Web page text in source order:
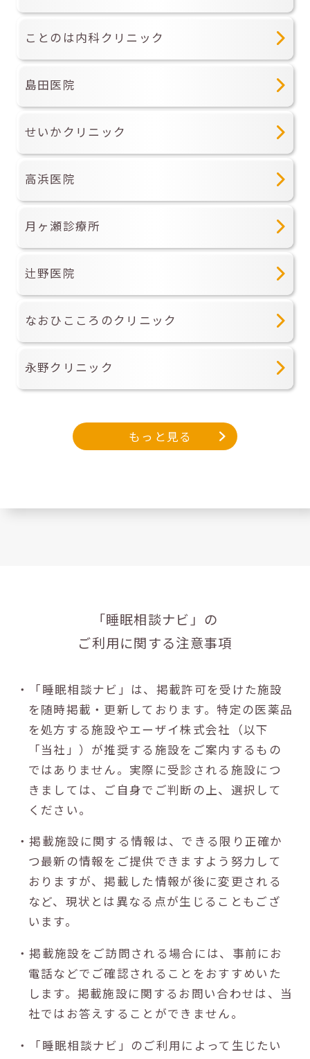
ことのは内科クリニック
島田医院
せいかクリニック
高浜医院
月ヶ瀬診療所
辻野医院
なおひこころのクリニック
永野クリニック
もっと見る
「睡眠相談ナビ」の
ご利用に関する注意事項
・「睡眠相談ナビ」は、掲載許可を受けた施設
を随時掲載・更新しております。特定の医薬品
を処方する施設やエーザイ株式会社（以下
「当社」）が推奨する施設をご案内するもの
ではありません。実際に受診される施設につ
きましては、ご自身でご判断の上、選択して
ください。
・掲載施設に関する情報は、できる限り正確か
つ最新の情報をご提供できますよう努力して
おりますが、掲載した情報が後に変更される
など、現状とは異なる点が生じることもござ
います。
・掲載施設をご訪問される場合には、事前にお
電話などでご確認されることをおすすめいた
します。掲載施設に関するお問い合わせは、当
社ではお答えすることができません。
・「睡眠相談ナビ」のご利用によって生じたい